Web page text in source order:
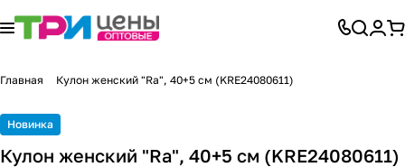
Главная Кулон женский "Ra", 40+5 см (KRE24080611)
Новинка
Кулон женский "Ra", 40+5 см (KRE24080611)